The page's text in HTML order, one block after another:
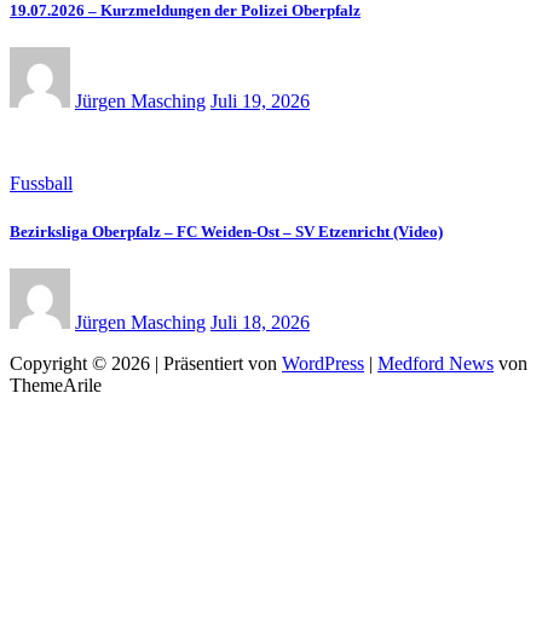
19.07.2026 – Kurzmeldungen der Polizei Oberpfalz
Jürgen Masching Juli 19, 2026
Fussball
Bezirksliga Oberpfalz – FC Weiden-Ost – SV Etzenricht (Video)
Jürgen Masching Juli 18, 2026
Copyright © 2026 | Präsentiert von WordPress | Medford News von
ThemeArile